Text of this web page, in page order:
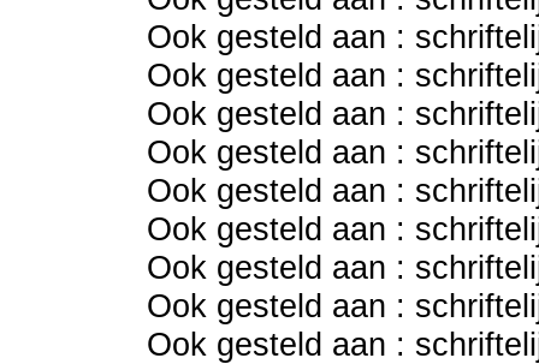
Ook gesteld aan :
Ook gesteld aan :
Ook gesteld aan :
Ook gesteld aan :
Ook gesteld aan :
Ook gesteld aan :
Ook gesteld aan :
Ook gesteld aan :
Ook gesteld aan :